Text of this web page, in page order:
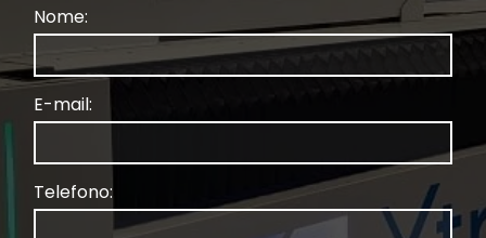
Nome:
E-mail:
Telefono: